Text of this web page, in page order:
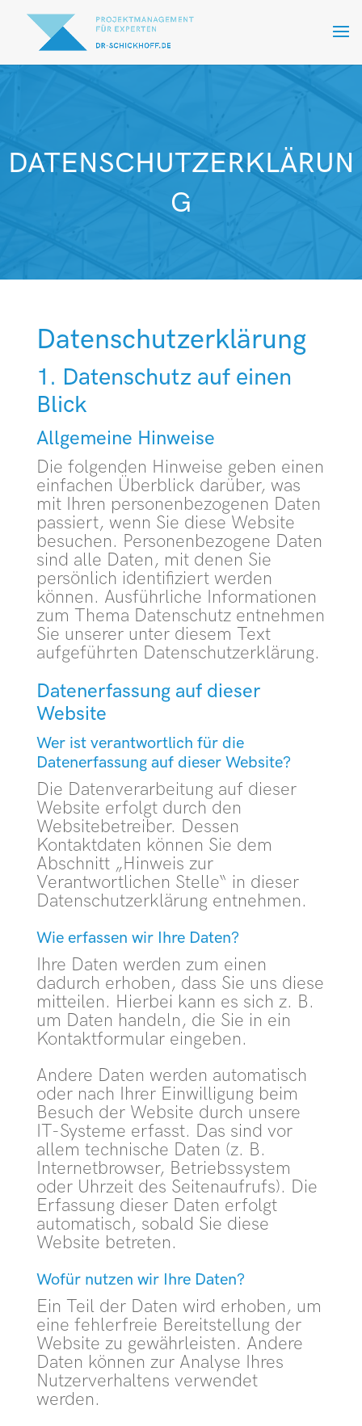
DATENSCHUTZERKLÄRUN
G
Datenschutz­erklärung
1. Datenschutz auf einen
Blick
Allgemeine Hinweise
Die folgenden Hinweise geben einen
einfachen Überblick darüber, was
mit Ihren personenbezogenen Daten
passiert, wenn Sie diese Website
besuchen. Personenbezogene Daten
sind alle Daten, mit denen Sie
persönlich identifiziert werden
können. Ausführliche Informationen
zum Thema Datenschutz entnehmen
Sie unserer unter diesem Text
aufgeführten Datenschutzerklärung.
Datenerfassung auf dieser
Website
Wer ist verantwortlich für die
Datenerfassung auf dieser Website?
Die Datenverarbeitung auf dieser
Website erfolgt durch den
Websitebetreiber. Dessen
Kontaktdaten können Sie dem
Abschnitt „Hinweis zur
Verantwortlichen Stelle“ in dieser
Datenschutzerklärung entnehmen.
Wie erfassen wir Ihre Daten?
Ihre Daten werden zum einen
dadurch erhoben, dass Sie uns diese
mitteilen. Hierbei kann es sich z. B.
um Daten handeln, die Sie in ein
Kontaktformular eingeben.
Andere Daten werden automatisch
oder nach Ihrer Einwilligung beim
Besuch der Website durch unsere
IT-Systeme erfasst. Das sind vor
allem technische Daten (z. B.
Internetbrowser, Betriebssystem
oder Uhrzeit des Seitenaufrufs). Die
Erfassung dieser Daten erfolgt
automatisch, sobald Sie diese
Website betreten.
Wofür nutzen wir Ihre Daten?
Ein Teil der Daten wird erhoben, um
eine fehlerfreie Bereitstellung der
Website zu gewährleisten. Andere
Daten können zur Analyse Ihres
Nutzerverhaltens verwendet
werden.